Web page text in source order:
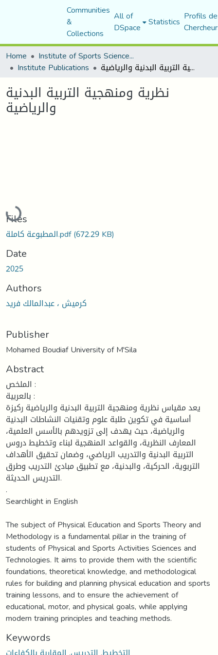
Communities
&
Collections
All of
DSpace Statistics Profils
Home
Institute of Sports Sciences and Techniques
Institute Publications نظرية ومنهجية التربية البدنية والرياضية
نظرية ومنهجية التربية البدنية
والرياضية
Loading...
Files
المطبوعة كاملة.pdf(672.29 KB)
Date
2025
Authors
كرميش ، عبدالمالك فريد
Publisher
Mohamed Boudiaf University of M'Sila
Abstract
الملخص :
بالعربية :
يعد مقياس نظرية ومنهجية التربية البدنية والرياضية ركيزة
أساسية في تكوين طلبة علوم وتقنيات النشاطات البدنية
والرياضية، حيث يهدف إلى تزويدهم بالأسس العلمية،
المعارف النظرية، والقواعد المنهجية لبناء وتخطيط دروس
التربية البدنية والتدريب الرياضي، وضمان تحقيق الأهداف
التربوية، الحركية، والبدنية، مع تطبيق مبادئ التدريب وطرق
التدريس الحديثة.
.
Searchlight in English
The subject of Physical Education and Sports Theory and
Methodology is a fundamental pillar in the training of
students of Physical and Sports Activities Sciences and
Technologies. It aims to provide them with the scientific
foundations, theoretical knowledge, and methodological
rules for building and planning physical education and sports
training lessons, and to ensure the achievement of
educational, motor, and physical goals, while applying
modern training principles and teaching methods.
Keywords